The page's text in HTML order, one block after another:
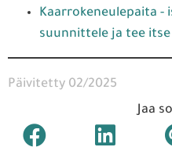
Kaarrokeneulepaita -
suunnittele ja tee itse
Päivitetty 02/2025
Jaa